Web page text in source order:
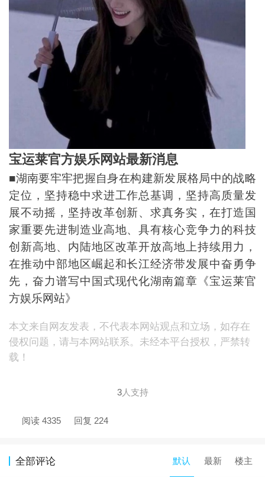
宝运莱官方娱乐网站最新消息
■湖南要牢牢把握自身在构建新发展格局中的战略
定位，坚持稳中求进工作总基调，坚持高质量发
展不动摇，坚持改革创新、求真务实，在打造国
家重要先进制造业高地、具有核心竞争力的科技
创新高地、内陆地区改革开放高地上持续用力，
在推动中部地区崛起和长江经济带发展中奋勇争
先，奋力谱写中国式现代化湖南篇章《宝运莱官
方娱乐网站》
本文来自网友发表，不代表本网站观点和立场，如存在
侵权问题，请与本网站联系。未经本平台授权，严禁转
载！
3人支持
阅读 4335 回复 224
全部评论 默认 最新 楼主